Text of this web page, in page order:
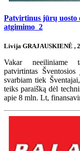
Patvirtinus jūrų uosto
atgimimo 2
Livija GRAJAUSKIENĖ ,
Vakar neeiliniame
patvirtintas
svarbiam tiek
teiks paraišką dėl
apie 8 mln. Lt,